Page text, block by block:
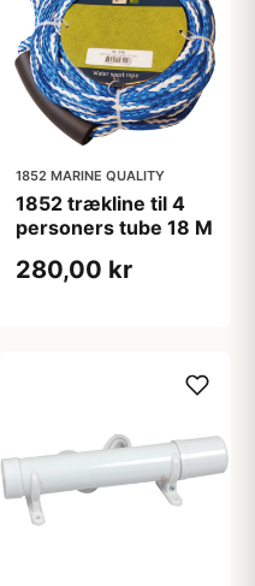
1852 MARINE QUALITY
1852 trækline til 4
personers tube 18 M
280,00 kr